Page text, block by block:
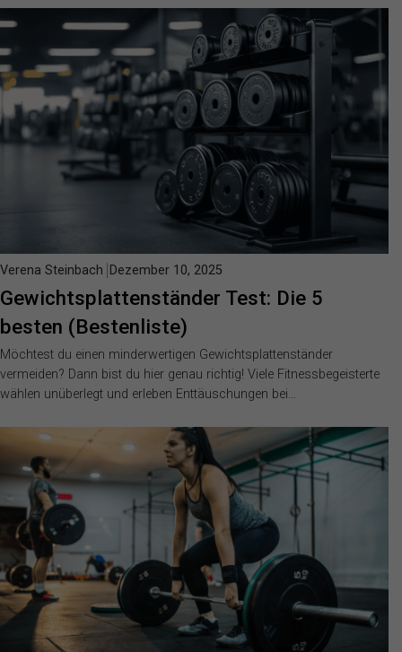
Gewichtsplattenständer Test: Die 5
besten (Bestenliste)
Verena Steinbach Dezember 10, 2025
Möchtest du einen minderwertigen Gewichtsplattenständer
vermeiden? Dann bist du hier genau richtig! Viele Fitnessbegeisterte
wählen unüberlegt und erleben Enttäuschungen bei…